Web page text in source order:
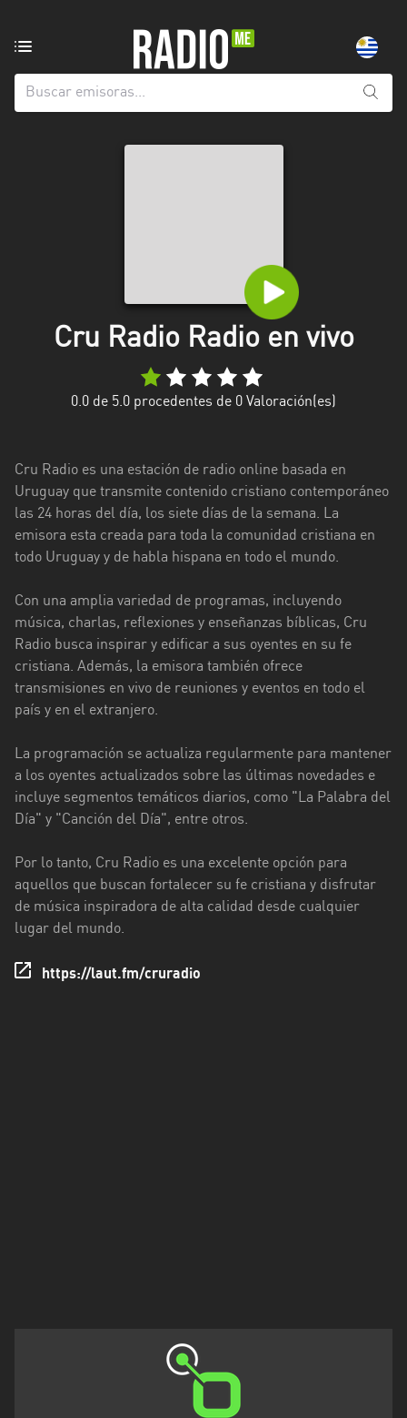
de
radio
Largo
La
Paz
Maldonado
Montevideo
Paysandú
Rivera
Rocha
Salto
San
José
Soriano
Treinta
y
Tres
Cru Radio Radio en vivo
0.0 de 5.0 procedentes de 0 Valoración(es)
Cru Radio es una estación de radio online basada en
Uruguay que transmite contenido cristiano contemporáneo
las 24 horas del día, los siete días de la semana. La
emisora esta creada para toda la comunidad cristiana en
todo Uruguay y de habla hispana en todo el mundo.
Con una amplia variedad de programas, incluyendo
música, charlas, reflexiones y enseñanzas bíblicas, Cru
Radio busca inspirar y edificar a sus oyentes en su fe
cristiana. Además, la emisora también ofrece
transmisiones en vivo de reuniones y eventos en todo el
país y en el extranjero.
La programación se actualiza regularmente para mantener
a los oyentes actualizados sobre las últimas novedades e
incluye segmentos temáticos diarios, como "La Palabra del
Día" y "Canción del Día", entre otros.
Por lo tanto, Cru Radio es una excelente opción para
aquellos que buscan fortalecer su fe cristiana y disfrutar
de música inspiradora de alta calidad desde cualquier
lugar del mundo.
https://laut.fm/cruradio